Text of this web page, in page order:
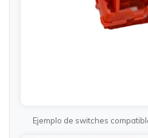
Ejemplo de switches